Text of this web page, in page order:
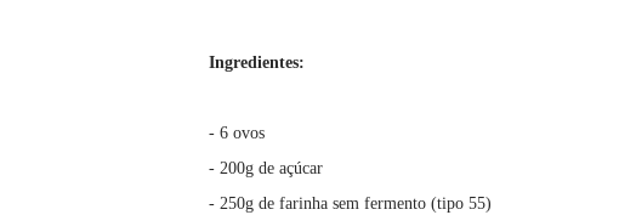
Ingredientes:
- 6 ovos
- 200g de açúcar
- 250g de farinha sem fermento (tipo 55)